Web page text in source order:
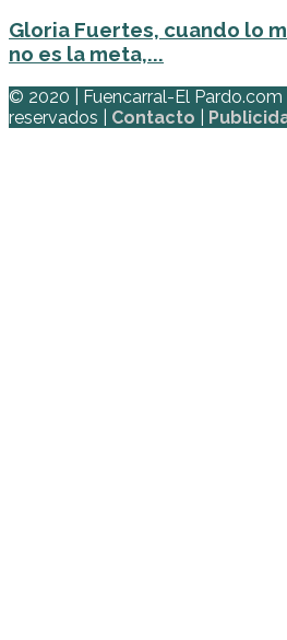
Gloria Fuertes, cuando lo
no es la meta,...
© 2020 | Fuencarral-El
reservados | Contacto